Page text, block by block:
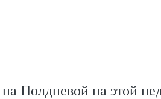
Полдневой на этой